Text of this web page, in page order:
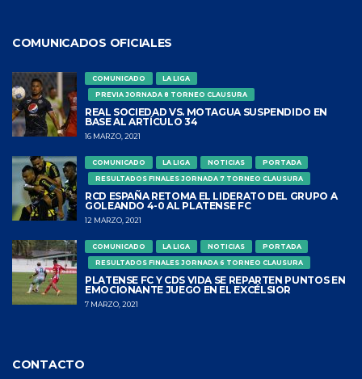
COMUNICADOS OFICIALES
COMUNICADO
LA LIGA
PREVIA JORNADA 8 TORNEO CLAUSURA
REAL SOCIEDAD VS. MOTAGUA SUSPENDIDO EN
BASE AL ARTÍCULO 34
16 MARZO, 2021
COMUNICADO LA LIGA NOTICIAS
PORTADA
RESULTADOS FINALES JORNADA 7 TORNEO CLAUSURA
RCD ESPAÑA RETOMA EL LIDERATO DEL GRUPO A
GOLEANDO 4-0 AL PLATENSE FC
12 MARZO, 2021
COMUNICADO LA LIGA NOTICIAS
PORTADA
RESULTADOS FINALES JORNADA 6 TORNEO CLAUSURA
PLATENSE FC Y CDS VIDA SE REPARTEN PUNTOS EN
EMOCIONANTE JUEGO EN EL EXCÉLSIOR
7 MARZO, 2021
CONTACTO